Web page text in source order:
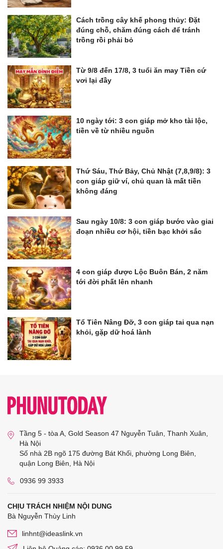
Cách trồng cây khế phong thủy: Đặt
đúng chỗ, chăm đúng cách để tránh
trồng rồi phải bỏ
Từ 9/8 đến 17/8, 3 tuổi ăn may Tiền cứ
vơi lại đầy
10 ngày tới: 3 con giáp mở kho tài lộc,
tiền về từ nhiều nguồn
Thứ Sáu, Thứ Bảy, Chủ Nhật (7,8,9/8): 3
con giáp giữ ví, chủ quan là mất tiền
không đáng
Sau ngày 10/8: 3 con giáp bước vào giai
đoạn nhiều cơ hội, tiền bạc khởi sắc
4 con giáp được Lộc Buôn Bán, 2 năm
tới đời phất lên nhanh
Tổ Tiên Nâng Đỡ, 3 con giáp tai qua nạn
khỏi, gặp dữ hoá lành
Tầng 5 - tòa A, Gold Season 47 Nguyễn Tuân, Thanh Xuân,
Hà Nội
Số nhà 2B ngõ 175 đường Bát Khối, phường Long Biên,
quận Long Biên, Hà Nội
0936 99 3933
CHỊU TRÁCH NHIỆM NỘI DUNG
Bà Nguyễn Thùy Linh
linhnt@ideaslink.vn